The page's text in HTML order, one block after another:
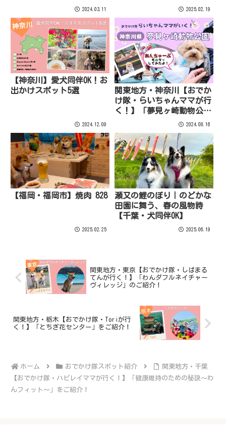
2024.03.11 2025.02.19
【神奈川】愛犬同伴OK！お
出かけスポット5選
2024.12.09
関東地方・神奈川【おでか
け隊・らいちゃんママが行
く！】「夢見ヶ崎動物公
2024.08.16
【福岡・福岡市】焼肉 828
2025.02.25
瀬又の鯉のぼり｜のどかな
田園に舞う、春の風物詩
【千葉・犬同伴OK】
2025.06.19
関東地方・東京【おでかけ隊・しばまる
てんが行く！】「わんダフルネイチャー
ヴィレッジ」のご紹介！
関東地方・栃木【おでかけ隊・Toriが行
く！】「とちぎ花センター」をご紹介！
ホーム おでかけ隊スポット紹介
関東地方・千葉
【おでかけ隊・ハピレイママが行く！】「健康維持のための秘訣〜わ
んフィット〜」をご紹介！